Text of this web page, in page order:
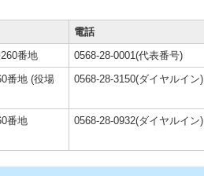
電話
番地
0568-28-0001(代表番号)
番地 (役場
0568-28-3150(ダイヤルイン)
番地 0568-28-0932(ダイヤルイン)